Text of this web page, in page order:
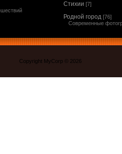
Стихии [7]
Родной город [76]
Современные
Copyright MyCorp © 2026